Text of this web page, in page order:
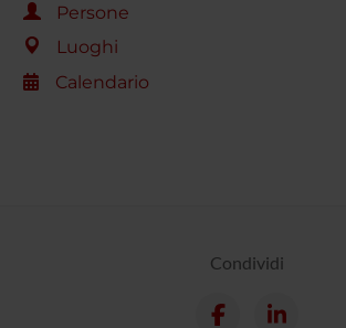
Persone
Luoghi
Calendario
Condividi